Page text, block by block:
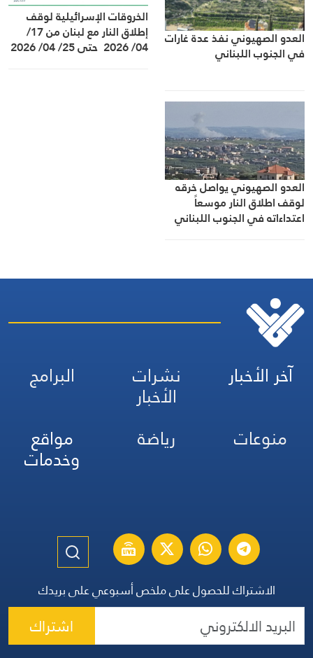
العدو الصهيوني نفذ عدة غارات
في الجنوب اللبناني
الخروقات الإسرائيلية لوقف
إطلاق النار مع لبنان من 17/
04/ 2026 حتى 25/ 04/ 2026
العدو الصهيوني يواصل خرقه
لوقف اطلاق النار موسعاً
اعتداءاته في الجنوب اللبناني
آخر الأخبار نشرات
الأخبار
البرامج
منوعات
رياضة مواقع
وخدمات
الاشتراك للحصول على ملخص أسبوعي على بريدك
اشتراك